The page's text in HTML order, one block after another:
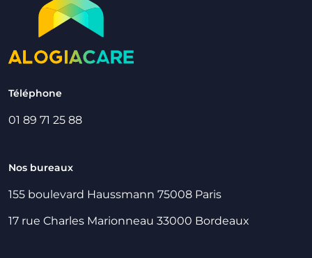
Téléphone
01 89 71 25 88
Nos bureaux
155 boulevard Haussmann 75008 Paris
17 rue Charles Marionneau 33000 Bordeaux